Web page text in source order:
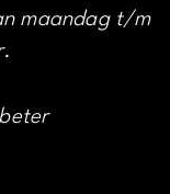
maandag t/m